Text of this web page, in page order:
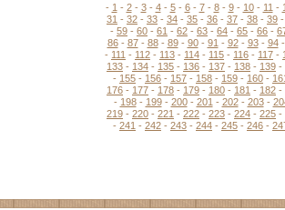
- 1 - 2- 3- 4- 5- 6- 7- 8- 9- 10- 11 -
31 - 32 - 33 - 34 - 35 - 36 - 37 - 38 - 39
- 59 - 60 - 61 - 62 - 63 - 64 - 65 - 66 -
86- 87- 88- 89- 90- 91 - 92- 93- 94
- 111 - 112 - 113 - 114 - 115 - 116 - 117 -
133 - 134 - 135 - 136 - 137 - 138 - 139 -
- 155 - 156 - 157 - 158 - 159 - 160 -
176 - 177 - 178 - 179 - 180 - 181 - 182 -
- 198- 199- 200- 201 - 202- 203-
219 - 220 - 221 - 222 - 223 - 224 - 225 -
- 241 - 242 - 243 - 244 - 245 - 246 -